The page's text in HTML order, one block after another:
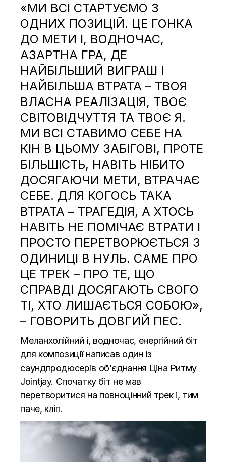
«МИ ВСІ СТАРТУЄМО З
ОДНИХ ПОЗИЦІЙ. ЦЕ ГОНКА
ДО МЕТИ І, ВОДНОЧАС,
АЗАРТНА ГРА, ДЕ
НАЙБІЛЬШИЙ ВИГРАШ І
НАЙБІЛЬША ВТРАТА – ТВОЯ
ВЛАСНА РЕАЛІЗАЦІЯ, ТВОЄ
СВІТОВІДЧУТТЯ ТА ТВОЄ Я.
МИ ВСІ СТАВИМО СЕБЕ НА
КІН В ЦЬОМУ ЗАБІГОВІ, ПРОТЕ
БІЛЬШІСТЬ, НАВІТЬ НІБИТО
ДОСЯГАЮЧИ МЕТИ, ВТРАЧАЄ
СЕБЕ. ДЛЯ КОГОСЬ ТАКА
ВТРАТА – ТРАГЕДІЯ, А ХТОСЬ
НАВІТЬ НЕ ПОМІЧАЄ ВТРАТИ І
ПРОСТО ПЕРЕТВОРЮЄТЬСЯ З
ОДИНИЦІ В НУЛЬ. САМЕ ПРО
ЦЕ ТРЕК – ПРО ТЕ, ЩО
СПРАВДІ ДОСЯГАЮТЬ СВОГО
ТІ, ХТО ЛИШАЄТЬСЯ СОБОЮ»,
– ГОВОРИТЬ ДОВГИЙ ПЕС.
Меланхолійний і, водночас, енергійний біт
для композиції написав один із
саундпродюсерів об’єднання Ціна Ритму
Jointjay. Спочатку біт не мав
перетворитися на повноцінний трек і, тим
паче, кліп.